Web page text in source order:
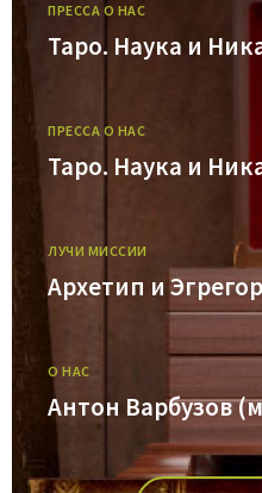
ПРЕССА О НАС
Таро. Наука и
ПРЕССА О НАС
Таро. Наука и
ЛУЧИ МИССИИ
Архетип и
О НАС
Антон Варбузов